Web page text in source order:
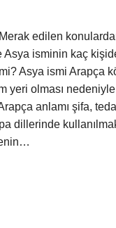
edilen
Asya isminin kaç
Asya ismi Arapça
yeri olması
anlamı şifa,
dillerinde